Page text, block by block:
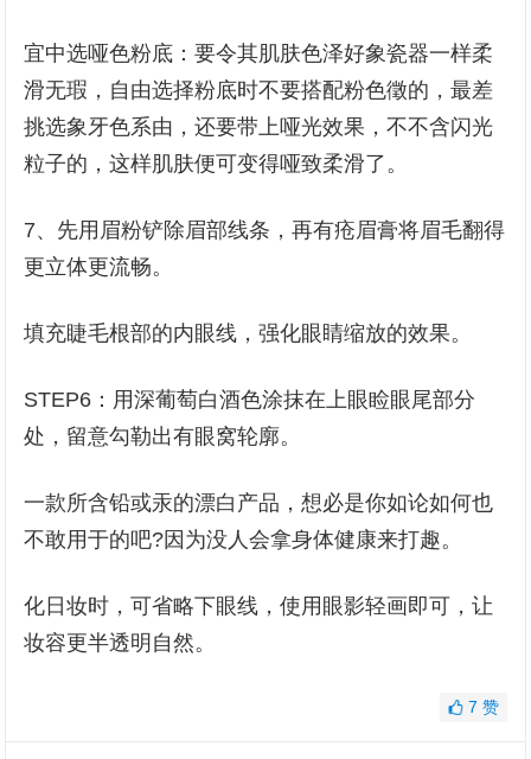
宜中选哑色粉底：要令其肌肤色泽好象瓷器一样柔
滑无瑕，自由选择粉底时不要搭配粉色徵的，最差
挑选象牙色系由，还要带上哑光效果，不不含闪光
粒子的，这样肌肤便可变得哑致柔滑了。
7、先用眉粉铲除眉部线条，再有疮眉膏将眉毛翻得
更立体更流畅。
填充睫毛根部的内眼线，强化眼睛缩放的效果。
STEP6：用深葡萄白酒色涂抹在上眼睑眼尾部分
处，留意勾勒出有眼窝轮廓。
一款所含铅或汞的漂白产品，想必是你如论如何也
不敢用于的吧?因为没人会拿身体健康来打趣。
化日妆时，可省略下眼线，使用眼影轻画即可，让
妆容更半透明自然。
7 赞